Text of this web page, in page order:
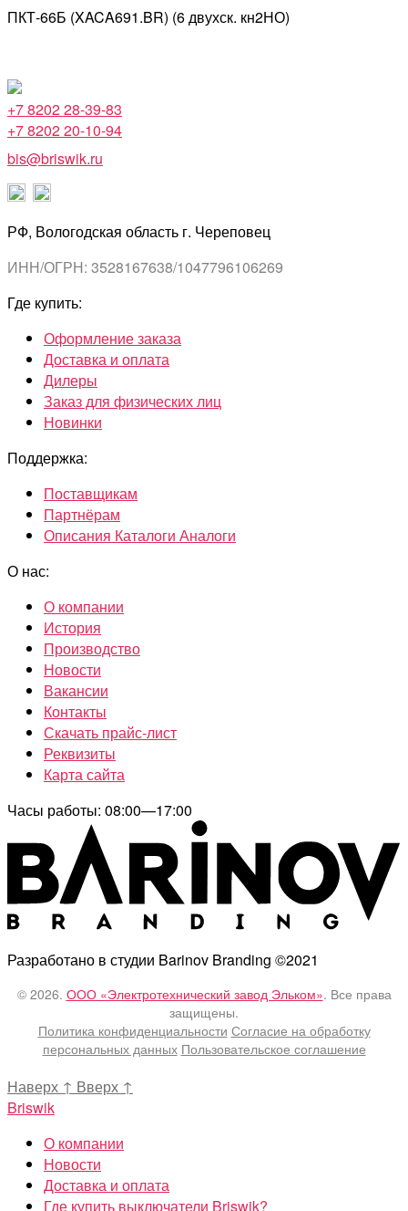
ПКТ-66Б (XACA691.BR) (6 двухск. кн2НО)
+7 8202 28-39-83
+7 8202 20-10-94
bis@briswik.ru
РФ, Вологодская область г. Череповец
ИНН/ОГРН: 3528167638/1047796106269
Где купить:
Оформление заказа
Доставка и оплата
Дилеры
Заказ для физических лиц
Новинки
Поддержка:
Поставщикам
Партнёрам
Описания Каталоги Аналоги
О нас:
О компании
История
Производство
Новости
Вакансии
Контакты
Скачать прайс-лист
Реквизиты
Карта сайта
Часы работы: 08:00—17:00
Разработано в студии Barinov Branding ©2021
© 2026. ООО «Электротехнический завод Эльком». Все права
защищены.
Политика конфиденциальности Согласие на обработку
персональных данных Пользовательское соглашение
Наверх ↑ Вверх ↑
Briswik
О компании
Новости
Доставка и оплата
Где купить выключатели Briswik?